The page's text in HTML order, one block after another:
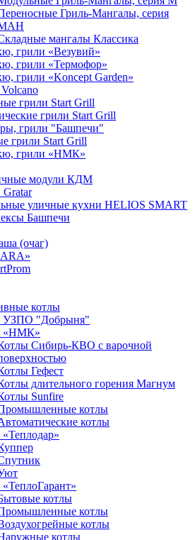
Гриль-Мангалы, серия
мангалы Классика
грили «Везувий»
грили «Термофор»
грили «Koncept Garden»
грили Start Grill
грили Start Grill
грили "Башпечи"
грили Start Grill
грили «НМК»
модули КДМ
уличные кухни HELIOS SMART
Башпечи
(очаг)
котлы
УЗПО "Добрыня"
«НМК»
Сибирь-КВО с варочной
Гефест
длительного горения Магнум
Sunfire
котлы
котлы
котлы
котлы
котлы
котлы